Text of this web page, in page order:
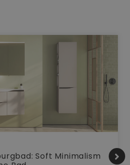
Soft Minimalism